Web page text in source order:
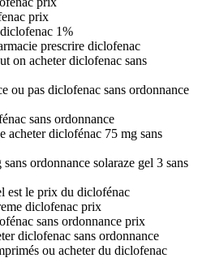
prix
1%
prescrire diclofenac
on acheter diclofenac sans
ou pas diclofenac sans ordonnance
sans ordonnance
acheter diclofénac 75 mg sans
ordonnance solaraze gel 3 sans
est le prix du diclofénac
diclofenac prix
sans ordonnance prix
diclofenac sans ordonnance
ou acheter du diclofenac